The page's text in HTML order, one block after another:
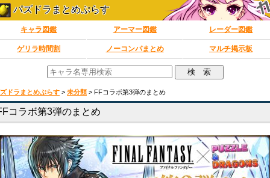
パズドラまとめぷらす
キャラ図鑑 アーマー図鑑 レーダー図鑑
ゲリラ時間割 ノーコンパまとめ マルチ掲示板
ドラまとめぷらす > 未分類 > FFコラボ第3弾のまとめ
コラボ第3弾のまとめ